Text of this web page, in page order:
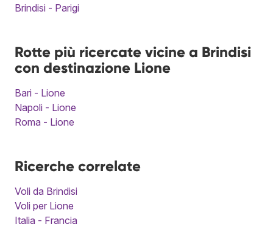
Brindisi - Parigi
Rotte più ricercate vicine a Brindisi
con destinazione Lione
Bari - Lione
Napoli - Lione
Roma - Lione
Ricerche correlate
Voli da Brindisi
Voli per Lione
Italia - Francia